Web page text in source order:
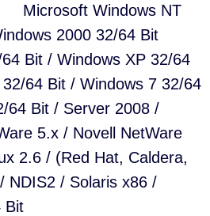
Microsoft Windows NT
2000 32/64 Bit
Bit / Windows XP 32/64
32/64 Bit / Windows 7 32/64
64 Bit / Server 2008 /
5.x / Novell NetWare
2.6 / (Red Hat, Caldera,
NDIS2 / Solaris x86 /
Bit